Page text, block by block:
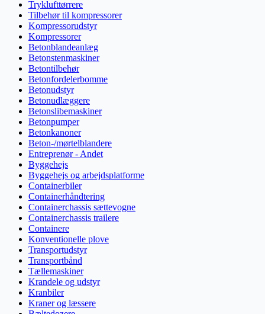
Tryklufttørrere
Tilbehør til kompressorer
Kompressorudstyr
Kompressorer
Betonblandeanlæg
Betonstenmaskiner
Betontilbehør
Betonfordelerbomme
Betonudstyr
Betonudlæggere
Betonslibemaskiner
Betonpumper
Betonkanoner
Beton-/mørtelblandere
Entreprenør - Andet
Byggehejs
Byggehejs og arbejdsplatforme
Containerbiler
Containerhåndtering
Containerchassis sættevogne
Containerchassis trailere
Containere
Konventionelle plove
Transportudstyr
Transportbånd
Tællemaskiner
Krandele og udstyr
Kranbiler
Kraner og læssere